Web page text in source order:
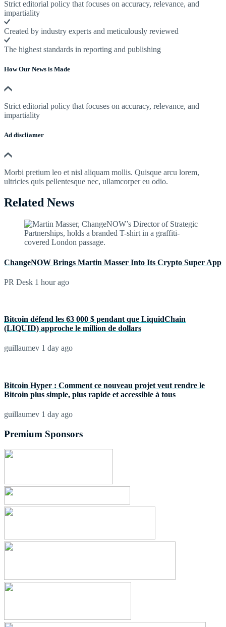
Strict editorial policy that focuses on accuracy, relevance, and
impartiality
Created by industry experts and meticulously reviewed
The highest standards in reporting and publishing
How Our News is Made
Strict editorial policy that focuses on accuracy, relevance, and
impartiality
Ad discliamer
Morbi pretium leo et nisl aliquam mollis. Quisque arcu lorem,
ultricies quis pellentesque nec, ullamcorper eu odio.
Related News
ChangeNOW Brings Martin Masser Into Its Crypto Super App
PR Desk 1 hour ago
Bitcoin défend les 63 000 $ pendant que LiquidChain
(LIQUID) approche le million de dollars
guillaumev 1 day ago
Bitcoin Hyper : Comment ce nouveau projet veut rendre le
Bitcoin plus simple, plus rapide et accessible à tous
guillaumev 1 day ago
Premium Sponsors